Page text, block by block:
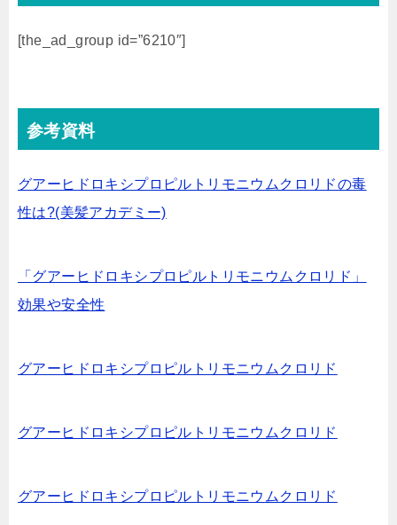
[the_ad_group id=”6210″]
参考資料
グアーヒドロキシプロピルトリモニウムクロリドの毒
性は?(美髪アカデミー)
「グアーヒドロキシプロピルトリモニウムクロリド」
効果や安全性
グアーヒドロキシプロピルトリモニウムクロリド
グアーヒドロキシプロピルトリモニウムクロリド
グアーヒドロキシプロピルトリモニウムクロリド